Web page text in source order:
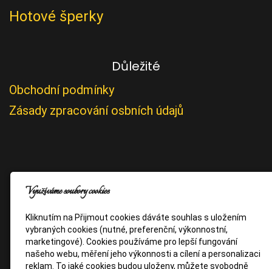
Hotové šperky
Důležité
Obchodní podmínky
Zásady zpracování osbních údajů
Využíváme soubory cookies
Kliknutím na Přijmout cookies dáváte souhlas s uložením
vybraných cookies (nutné, preferenční, výkonnostní,
marketingové). Cookies používáme pro lepší fungování
našeho webu, měření jeho výkonnosti a cílení a personalizaci
reklam. To jaké cookies budou uloženy, můžete svobodně